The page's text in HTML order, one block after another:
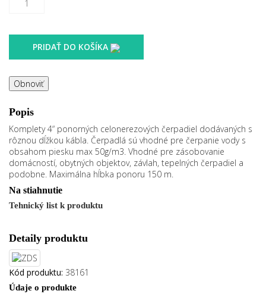
PRIDAŤ DO KOŠÍKA
Popis
Komplety 4“ ponorných celonerezových čerpadiel dodávaných s
rôznou dĺžkou kábla. Čerpadlá sú vhodné pre čerpanie vody s
obsahom piesku max 50g/m3. Vhodné pre zásobovanie
domácností, obytných objektov, závlah, tepelných čerpadiel a
podobne. Maximálna hĺbka ponoru 150 m.
Na stiahnutie
Tehnický list k produktu
Detaily produktu
Kód produktu: 38161
Údaje o produkte